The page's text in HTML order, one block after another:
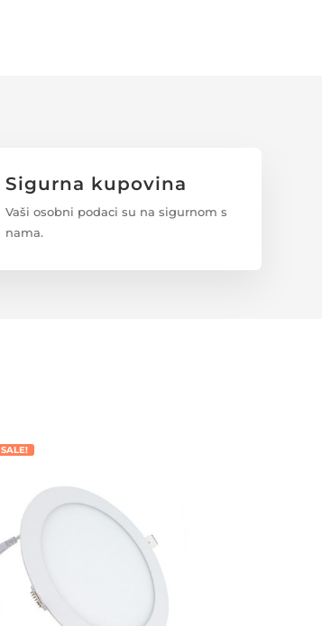
Sigurna kupovina
Vaši osobni podaci su na sigurnom s
nama.
SALE!